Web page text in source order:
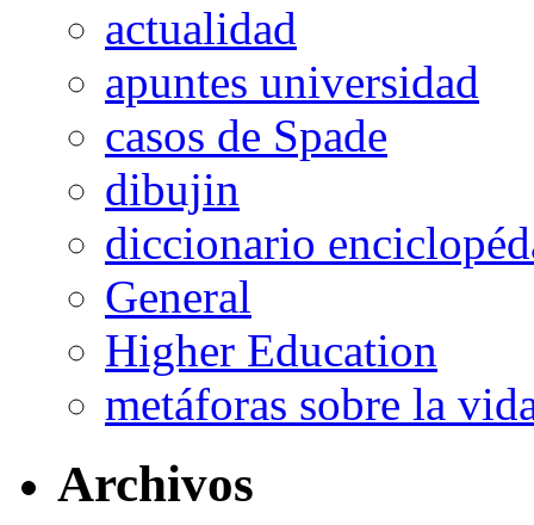
actualidad
apuntes universidad
casos de Spade
dibujin
diccionario
General
Higher Education
metáforas sobre la
Archivos